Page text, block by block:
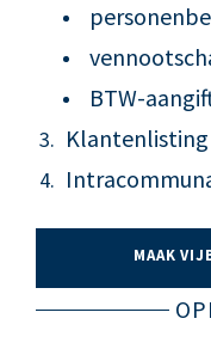
BTW-
Klantenlisting
MAAK